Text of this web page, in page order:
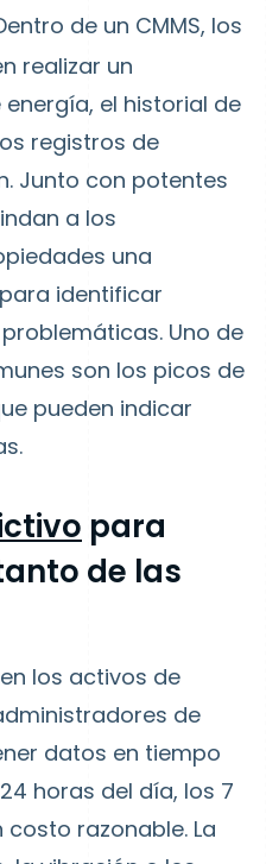
de un CMMS, los
realizar un
el historial de
registros de
Junto con potentes
a los
una
identificar
Uno de
son los picos de
pueden indicar
para
de las
los activos de
de
datos en tiempo
horas del día, los 7
razonable. La